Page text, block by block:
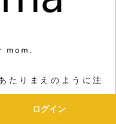
ログイン
たりまえのように注